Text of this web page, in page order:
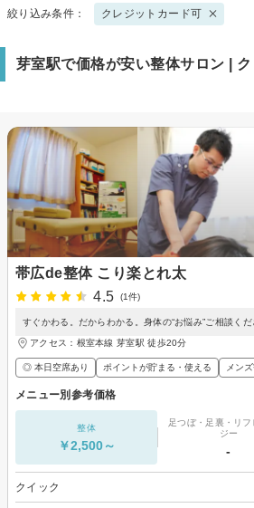
絞り込み条件： クレジットカード可
芽室駅で価格が安い整体サロン |
帯広de整体 こり楽とれ太
4.5
(1件)
すぐかわる。だからわかる。身体の“お悩み”ご相談くだ
アクセス：根室本線 芽室駅 徒歩20分
◎ 本日空席あり ポイントが貯まる・使える メン
メニュー別参考価格
整体
￥2,500～
足つぼ・足裏・リフ
ジー
-
クイック